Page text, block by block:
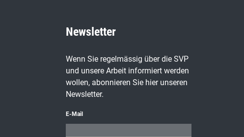
Newsletter
Wenn Sie regelmässig über die SVP
und unsere Arbeit informiert werden
wollen, abonnieren Sie hier unseren
Newsletter.
E-Mail